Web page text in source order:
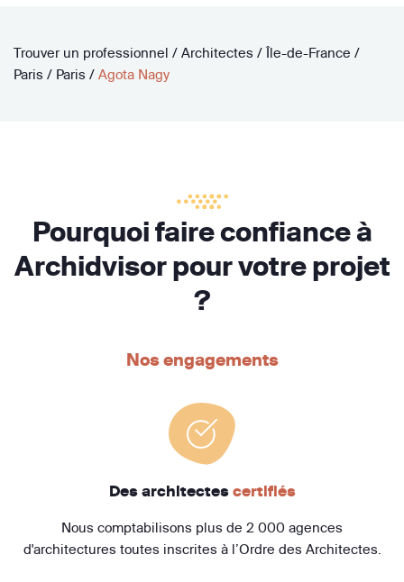
Trouver un professionnel / Architectes / Île-de-France /
Paris / Paris / Agota Nagy
Pourquoi faire confiance à
Archidvisor pour votre projet
?
Nos engagements
Des architectes certifiés
Nous comptabilisons plus de 2 000 agences
d'architectures toutes inscrites à l’Ordre des Architectes.